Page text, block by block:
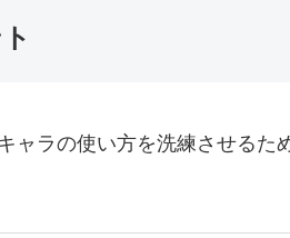
ャラの使い方を洗練させるた